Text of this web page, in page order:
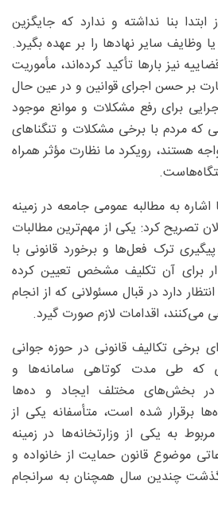
بنا نداشته و ندارد که جایگزین
وظایف سایر نهادها را بر عهده بگیرد.
نیز بارها تأکید کرده‌اند، مأموریت
بر حسن اجرای قوانین و در عین حال
برای رفع مشکلات و موانع موجود
که مردم با برخی مشکلات و تنگناهای
هستند، رویکرد ما نظارت مؤثر همراه
به مطالبه عمومی جامعه در زمینه
تصریح کرد: یکی از مهم‌ترین مطالبات
ترک فعل‌ها و برخورد قانونی با
برای آن تکلیف مشخص تعیین کرده
دارد در قبال مسئولانی که از انجام
می‌کنند، اقدامات لازم صورت گیرد.
برخی تکالیف قانونی در حوزه جوانی
که طی مدت کوتاهی سامانه‌ها و
بخش‌های مختلف ایجاد و ده‌ها
برقرار شده است، متأسفانه یکی از
به یکی از وزارتخانه‌ها در زمینه
موضوع قانون حمایت از خانواده و
چندین سال همچنان به سرانجام